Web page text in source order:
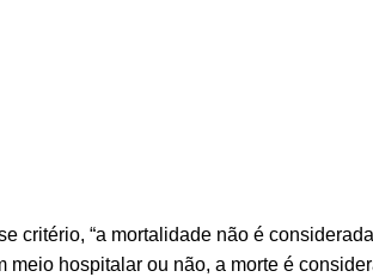
critério, “a mortalidade não é
hospitalar ou não, a morte é